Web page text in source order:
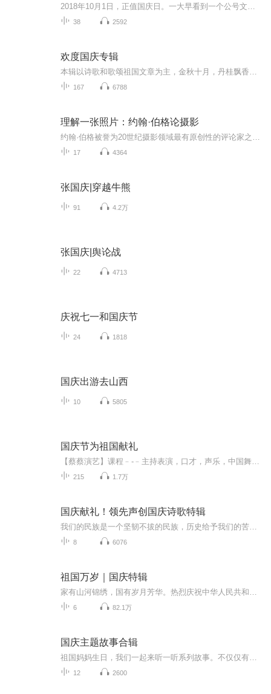
38 2592
欢度国庆专辑
167 6788
理解一张照片：约翰·伯格论摄影
17 4364
张国庆|穿越牛熊
91 4.2万
张国庆|舆论战
22 4713
庆祝七一和国庆节
24 1818
国庆出游去山西
10 5805
国庆节为祖国献礼
215 1.7万
国庆献礼！领先声创国庆诗歌特辑
8 6076
祖国万岁｜国庆特辑
6 82.1万
国庆主题故事合辑
12 2600